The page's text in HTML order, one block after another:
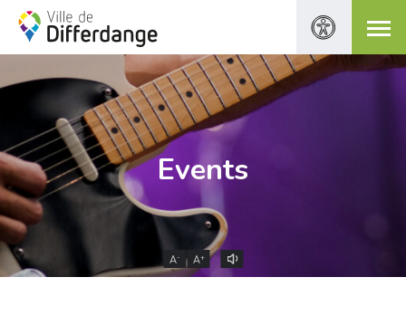
Events
A- A+